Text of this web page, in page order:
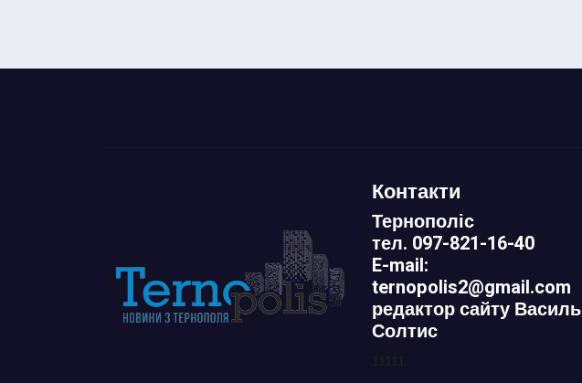
Контакти
Тернополіс
тел. 097-821-16-40
E-mail:
ternopolis2@gmail.com
редактор сайту Василь
Солтис